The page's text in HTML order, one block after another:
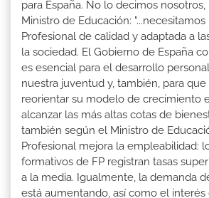
para España. No lo decimos
Ministro de Educación:
Profesional de calidad y adaptada a
la sociedad. El Gobierno de España
es esencial para el desarrollo
nuestra juventud y, también, para que
reorientar su modelo de crecimiento
alcanzar las más altas cotas de
también según el Ministro de
Profesional mejora la empleabilidad:
formativos de FP registran tasas
a la media. Igualmente, la demanda
está aumentando, así como el interés